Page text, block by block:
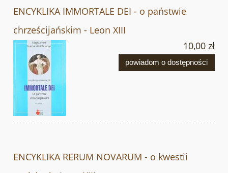
ENCYKLIKA IMMORTALE DEI - o państwie
chrześcijańskim - Leon XIII
10,00 zł
powiadom o dostępności
ENCYKLIKA RERUM NOVARUM - o kwestii